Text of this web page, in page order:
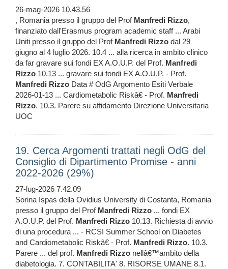
26-mag-2026 10.43.56
, Romania presso il gruppo del Prof Manfredi Rizzo,
finanziato dall'Erasmus program academic staff ... Arabi
Uniti presso il gruppo del Prof Manfredi Rizzo dal 29
giugno al 4 luglio 2026. 10.4 ... alla ricerca in ambito clinico
da far gravare sui fondi EX A.O.U.P. del Prof. Manfredi
Rizzo 10.13 ... gravare sui fondi EX A.O.U.P. - Prof.
Manfredi Rizzo Data # OdG Argomento Esiti Verbale
2026-01-13 ... Cardiometabolic Riskâ€ - Prof. Manfredi
Rizzo. 10.3. Parere su affidamento Direzione Universitaria
UOC
19. Cerca Argomenti trattati negli OdG del
Consiglio di Dipartimento Promise - anni
2022-2026 (29%)
27-lug-2026 7.42.09
Sorina Ispas della Ovidius University di Costanta, Romania
presso il gruppo del Prof Manfredi Rizzo ... fondi EX
A.O.U.P. del Prof. Manfredi Rizzo 10.13. Richiesta di avvio
di una procedura ... - RCSI Summer School on Diabetes
and Cardiometabolic Riskâ€ - Prof. Manfredi Rizzo. 10.3.
Parere ... del prof. Manfredi Rizzo nellâ€™ambito della
diabetologia. 7. CONTABILITA' 8. RISORSE UMANE 8.1.